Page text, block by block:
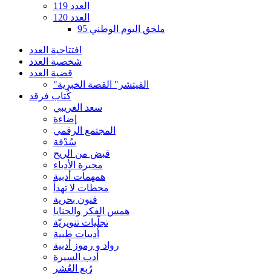
العدد 119
العدد 120
ملحق اليوم الوطني 95
افتتاحية العدد
شخصية العدد
قضية العدد
"الفيتشر" القصة الخبرية
كُتاب فرقد
سعد الغريبي
إضاءة
المجتمع الرقمي
سُدْفة
قبض من الريح
محبرة الأدباء
همهمات أدبية
محطات لا تهدأ
فنون بحرية
همس الفكر والحنايا
تجلّيات تنويريّة
أدبيات طبية
رواد و رموز أدبية
أدب السيرة
رُبع العُشر